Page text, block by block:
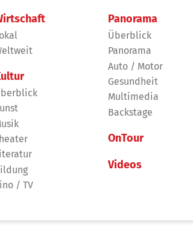
/ TV
Panorama
Überblick
Panorama
Auto / Motor
Gesundheit
Multimedia
Backstage
OnTour
Videos